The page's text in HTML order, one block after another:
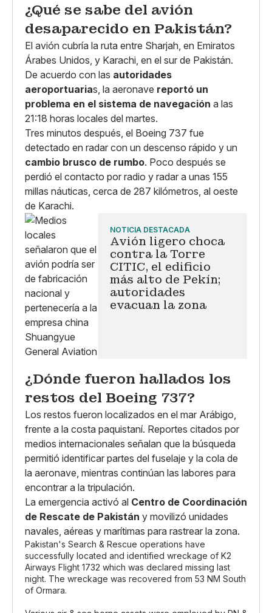
¿Qué se sabe del avión
desaparecido en Pakistán?
El avión cubría la ruta entre Sharjah, en Emiratos
Árabes Unidos, y Karachi, en el sur de Pakistán.
De acuerdo con las autoridades
aeroportuarias, la aeronave reportó un
problema en el sistema de navegación a las
21:18 horas locales del martes.
Tres minutos después, el Boeing 737 fue
detectado en radar con un descenso rápido y un
cambio brusco de rumbo. Poco después se
perdió el contacto por radio y radar a unas 155
millas náuticas, cerca de 287 kilómetros, al oeste
de Karachi.
NOTICIA DESTACADA
Avión ligero choca
contra la Torre
CITIC, el edificio
más alto de Pekín;
autoridades
evacuan la zona
¿Dónde fueron hallados los
restos del Boeing 737?
Los restos fueron localizados en el mar Arábigo,
frente a la costa paquistaní. Reportes citados por
medios internacionales señalan que la búsqueda
permitió identificar partes del fuselaje y la cola de
la aeronave, mientras continúan las labores para
encontrar a la tripulación.
La emergencia activó al Centro de Coordinación
de Rescate de Pakistán y movilizó unidades
navales, aéreas y marítimas para rastrear la zona.
Pakistan's Search & Rescue operations have
successfully located and identified wreckage of K2
Airways Flight 1732 which was declared missing last
night. The wreckage was recovered from 53 NM South
of Ormara.